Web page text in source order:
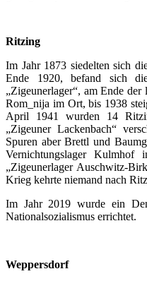
Ritzing
Im Jahr 1873 siedelten sich
Ende 1920, befand sich
„Zigeunerlager“, am Ende
Rom_nija im Ort, bis 1938
April 1941 wurden 14
„Zigeuner Lackenbach“
Spuren aber Brettl und
Vernichtungslager Kulmhof
„Zigeunerlager Auschwitz-
Krieg kehrte niemand nach
Im Jahr 2019 wurde ein
Nationalsozialismus errichtet.
Weppersdorf